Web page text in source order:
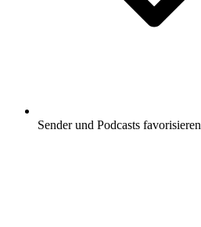
Sender und Podcasts favorisieren